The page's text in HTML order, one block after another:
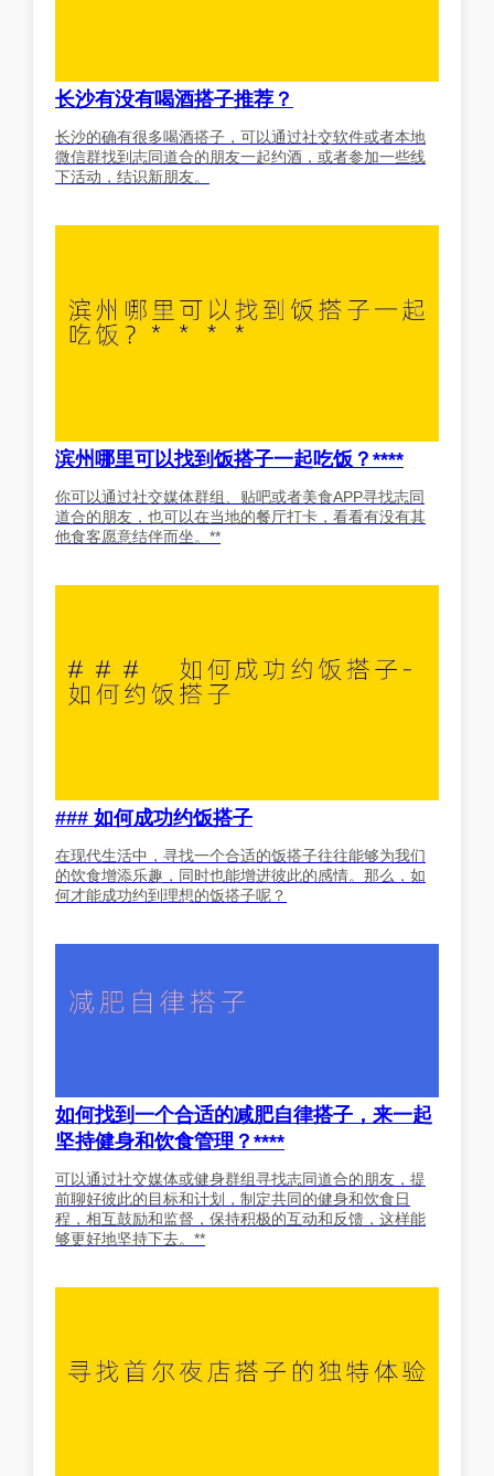
长沙有没有喝酒搭子推荐？
长沙的确有很多喝酒搭子，可以通过社交软件或者本地
微信群找到志同道合的朋友一起约酒，或者参加一些线
下活动，结识新朋友。
滨州哪里可以找到饭搭子一起吃饭？****
你可以通过社交媒体群组、贴吧或者美食APP寻找志同
道合的朋友，也可以在当地的餐厅打卡，看看有没有其
他食客愿意结伴而坐。**
### 如何成功约饭搭子
在现代生活中，寻找一个合适的饭搭子往往能够为我们
的饮食增添乐趣，同时也能增进彼此的感情。那么，如
何才能成功约到理想的饭搭子呢？
如何找到一个合适的减肥自律搭子，来一起
坚持健身和饮食管理？****
可以通过社交媒体或健身群组寻找志同道合的朋友，提
前聊好彼此的目标和计划，制定共同的健身和饮食日
程，相互鼓励和监督，保持积极的互动和反馈，这样能
够更好地坚持下去。**